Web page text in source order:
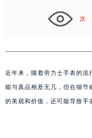
次
近年来，随着劳力士手表的流
能与真品相差无几，但在细节
的美观和价值，还可能导致手